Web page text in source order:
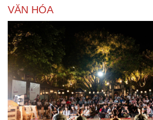
VĂN HÓA